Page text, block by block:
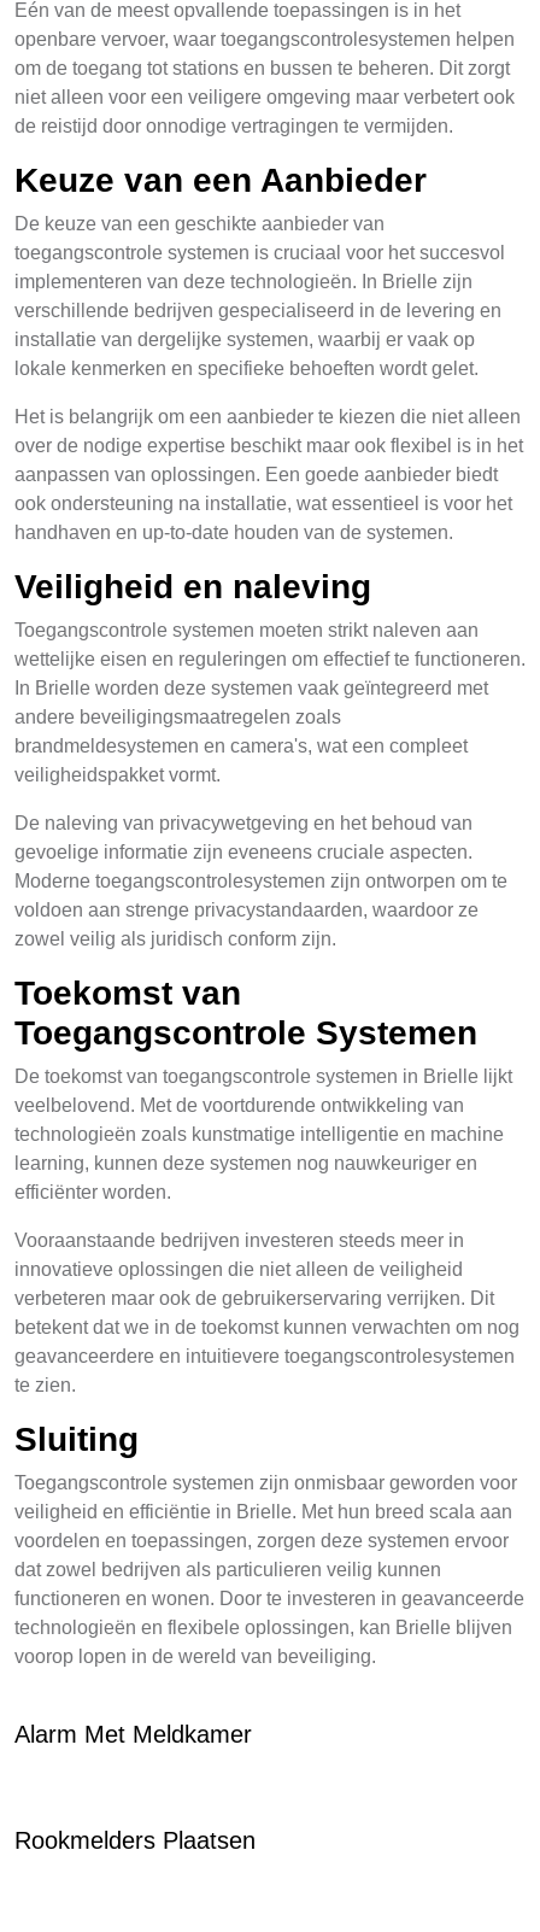
Eén van de meest opvallende toepassingen is in het
openbare vervoer, waar toegangscontrolesystemen helpen
om de toegang tot stations en bussen te beheren. Dit zorgt
niet alleen voor een veiligere omgeving maar verbetert ook
de reistijd door onnodige vertragingen te vermijden.
Keuze van een Aanbieder
De keuze van een geschikte aanbieder van
toegangscontrole systemen is cruciaal voor het succesvol
implementeren van deze technologieën. In Brielle zijn
verschillende bedrijven gespecialiseerd in de levering en
installatie van dergelijke systemen, waarbij er vaak op
lokale kenmerken en specifieke behoeften wordt gelet.
Het is belangrijk om een aanbieder te kiezen die niet alleen
over de nodige expertise beschikt maar ook flexibel is in het
aanpassen van oplossingen. Een goede aanbieder biedt
ook ondersteuning na installatie, wat essentieel is voor het
handhaven en up-to-date houden van de systemen.
Veiligheid en naleving
Toegangscontrole systemen moeten strikt naleven aan
wettelijke eisen en reguleringen om effectief te functioneren.
In Brielle worden deze systemen vaak geïntegreerd met
andere beveiligingsmaatregelen zoals
brandmeldesystemen en camera's, wat een compleet
veiligheidspakket vormt.
De naleving van privacywetgeving en het behoud van
gevoelige informatie zijn eveneens cruciale aspecten.
Moderne toegangscontrolesystemen zijn ontworpen om te
voldoen aan strenge privacystandaarden, waardoor ze
zowel veilig als juridisch conform zijn.
Toekomst van
Toegangscontrole Systemen
De toekomst van toegangscontrole systemen in Brielle lijkt
veelbelovend. Met de voortdurende ontwikkeling van
technologieën zoals kunstmatige intelligentie en machine
learning, kunnen deze systemen nog nauwkeuriger en
efficiënter worden.
Vooraanstaande bedrijven investeren steeds meer in
innovatieve oplossingen die niet alleen de veiligheid
verbeteren maar ook de gebruikerservaring verrijken. Dit
betekent dat we in de toekomst kunnen verwachten om nog
geavanceerdere en intuitievere toegangscontrolesystemen
te zien.
Sluiting
Toegangscontrole systemen zijn onmisbaar geworden voor
veiligheid en efficiëntie in Brielle. Met hun breed scala aan
voordelen en toepassingen, zorgen deze systemen ervoor
dat zowel bedrijven als particulieren veilig kunnen
functioneren en wonen. Door te investeren in geavanceerde
technologieën en flexibele oplossingen, kan Brielle blijven
voorop lopen in de wereld van beveiliging.
Alarm Met Meldkamer
Rookmelders Plaatsen